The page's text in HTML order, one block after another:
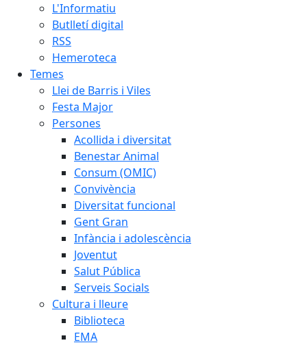
L'Informatiu
Butlletí digital
RSS
Hemeroteca
Temes
Llei de Barris i Viles
Festa Major
Persones
Acollida i diversitat
Benestar Animal
Consum (OMIC)
Convivència
Diversitat funcional
Gent Gran
Infància i adolescència
Joventut
Salut Pública
Serveis Socials
Cultura i lleure
Biblioteca
EMA